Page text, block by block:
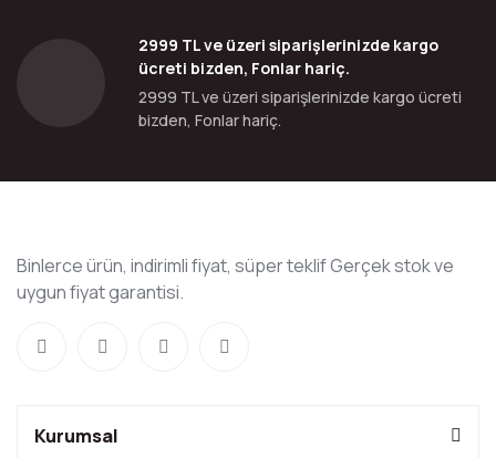
2999 TL ve üzeri siparişlerinizde kargo
ücreti bizden, Fonlar hariç.
2999 TL ve üzeri siparişlerinizde kargo ücreti
bizden, Fonlar hariç.
Binlerce ürün, indirimli fiyat, süper teklif Gerçek stok ve
uygun fiyat garantisi.
Kurumsal